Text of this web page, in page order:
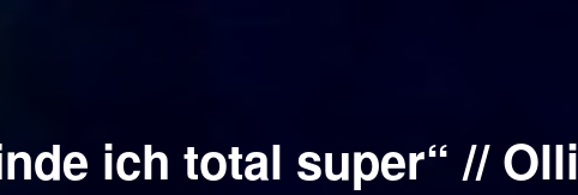
ich total super“ // Olli